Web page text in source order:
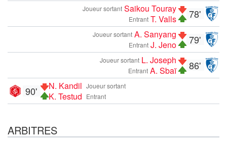
78'
Joueur sortant Saikou Touray
Entrant T. Valls
79'
Joueur sortant A. Sanyang
Entrant J. Jeno
86'
Joueur sortant L. Joseph
Entrant A. Sbaï
Joueur sortant
N. Kandil
Entrant
K. Testud
90'
ARBITRES